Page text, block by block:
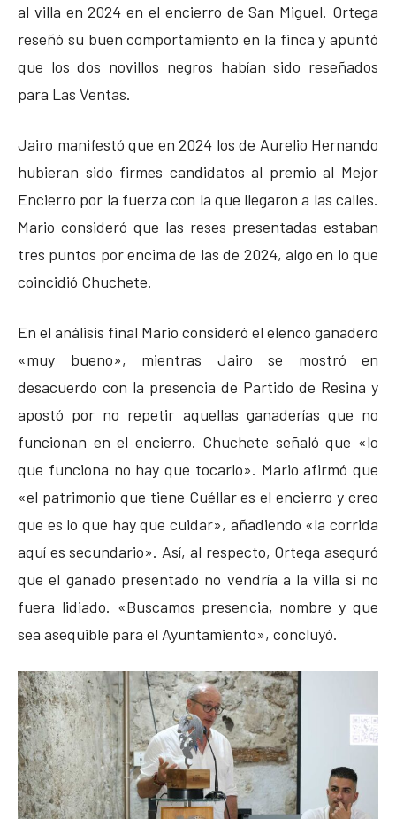
al villa en 2024 en el encierro de San Miguel. Ortega
reseñó su buen comportamiento en la finca y apuntó
que los dos novillos negros habían sido reseñados
para Las Ventas.
Jairo manifestó que en 2024 los de Aurelio Hernando
hubieran sido firmes candidatos al premio al Mejor
Encierro por la fuerza con la que llegaron a las calles.
Mario consideró que las reses presentadas estaban
tres puntos por encima de las de 2024, algo en lo que
coincidió Chuchete.
En el análisis final Mario consideró el elenco ganadero
«muy bueno», mientras Jairo se mostró en
desacuerdo con la presencia de Partido de Resina y
apostó por no repetir aquellas ganaderías que no
funcionan en el encierro. Chuchete señaló que «lo
que funciona no hay que tocarlo». Mario afirmó que
«el patrimonio que tiene Cuéllar es el encierro y creo
que es lo que hay que cuidar», añadiendo «la corrida
aquí es secundario». Así, al respecto, Ortega aseguró
que el ganado presentado no vendría a la villa si no
fuera lidiado. «Buscamos presencia, nombre y que
sea asequible para el Ayuntamiento», concluyó.